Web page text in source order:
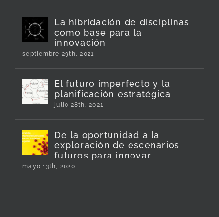
La hibridación de disciplinas
como base para la
innovación
septiembre 29th, 2021
El futuro imperfecto y la
planificación estratégica
julio 28th, 2021
De la oportunidad a la
exploración de escenarios
futuros para innovar
mayo 13th, 2020